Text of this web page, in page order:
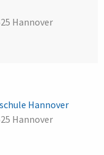
Hannover
Hannover
Hannover